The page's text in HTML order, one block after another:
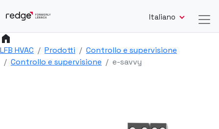
Italiano
home
LFB HVAC Prodotti
Controllo e supervisione
Controllo e supervisione
e-savvy